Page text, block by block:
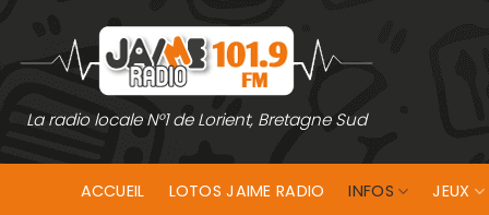
contenu
La radio locale N°1 de Lorient, Bretagne Sud
ACCUEIL LOTOS JAIME RADIO INFOS JEUX